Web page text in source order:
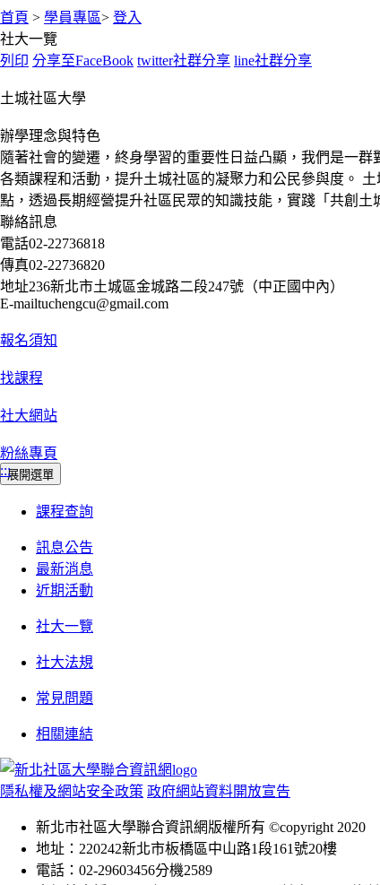
首頁 > 學員專區> 登入
社大一覽
列印 分享至FaceBook twitter社群分享 line社群分享
土城社區大學
辦學理念與特色
隨著社會的變遷，終身學習的重要性日益凸顯，我們是一
各類課程和活動，提升土城社區的凝聚力和公民參與度。
點，透過長期經營提升社區民眾的知識技能，實踐「共創土
聯絡訊息
電話02-22736818
傳真02-22736820
地址236新北市土城區金城路二段247號（中正國中內）
E-mailtuchengcu@gmail.com
報名須知
找課程
社大網站
粉絲專頁
:::展開選單
課程查詢
訊息公告
最新消息
近期活動
社大一覽
社大法規
常見問題
相關連結
隱私權及網站安全政策 政府網站資料開放宣告
新北市社區大學聯合資訊網版權所有 ©copyright 2020
地址：220242新北市板橋區中山路1段161號20樓
電話：02-29603456分機2589